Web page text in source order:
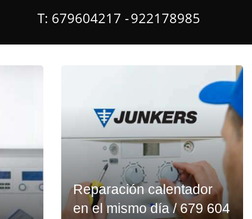
T: 679604217 -922178985
Reparación calentador
en el mismo día / 679 604